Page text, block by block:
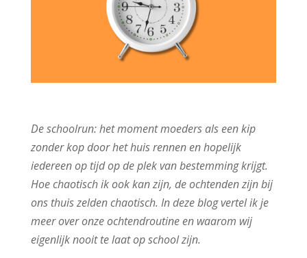
De schoolrun: het moment moeders als een kip
zonder kop door het huis rennen en hopelijk
iedereen op tijd op de plek van bestemming krijgt.
Hoe chaotisch ik ook kan zijn, de ochtenden zijn bij
ons thuis zelden chaotisch. In deze blog vertel ik je
meer over onze ochtendroutine en waarom wij
eigenlijk nooit te laat op school zijn.